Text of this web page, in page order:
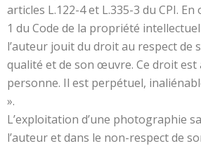
articles L.122-4 et L.335-3 du CPI. En
1 du Code de la propriété
l’auteur jouit du droit au respect de
qualité et de son œuvre. Ce droit est
personne. Il est perpétuel,
».
L’exploitation d’une photographie
l’auteur et dans le non-respect de